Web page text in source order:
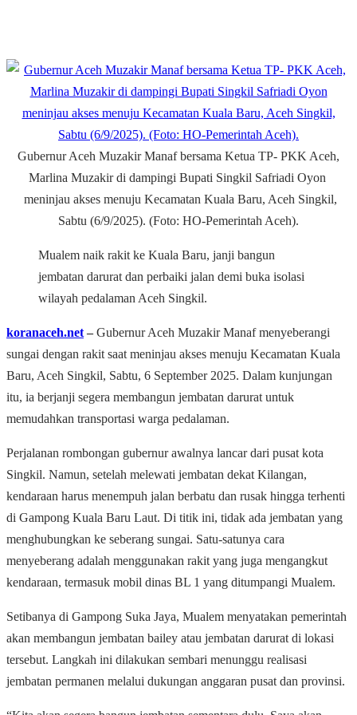
Gubernur Aceh Muzakir Manaf bersama Ketua TP- PKK Aceh,
Marlina Muzakir di dampingi Bupati Singkil Safriadi Oyon
meninjau akses menuju Kecamatan Kuala Baru, Aceh Singkil,
Sabtu (6/9/2025). (Foto: HO-Pemerintah Aceh).
Mualem naik rakit ke Kuala Baru, janji bangun
jembatan darurat dan perbaiki jalan demi buka isolasi
wilayah pedalaman Aceh Singkil.
koranaceh.net – Gubernur Aceh Muzakir Manaf menyeberangi
sungai dengan rakit saat meninjau akses menuju Kecamatan Kuala
Baru, Aceh Singkil, Sabtu, 6 September 2025. Dalam kunjungan
itu, ia berjanji segera membangun jembatan darurat untuk
memudahkan transportasi warga pedalaman.
Perjalanan rombongan gubernur awalnya lancar dari pusat kota
Singkil. Namun, setelah melewati jembatan dekat Kilangan,
kendaraan harus menempuh jalan berbatu dan rusak hingga terhenti
di Gampong Kuala Baru Laut. Di titik ini, tidak ada jembatan yang
menghubungkan ke seberang sungai. Satu-satunya cara
menyeberang adalah menggunakan rakit yang juga mengangkut
kendaraan, termasuk mobil dinas BL 1 yang ditumpangi Mualem.
Setibanya di Gampong Suka Jaya, Mualem menyatakan pemerintah
akan membangun jembatan bailey atau jembatan darurat di lokasi
tersebut. Langkah ini dilakukan sembari menunggu realisasi
jembatan permanen melalui dukungan anggaran pusat dan provinsi.